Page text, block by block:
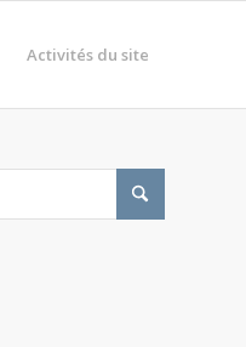
Activités du site